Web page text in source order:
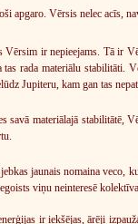
apgaro. Vērsis nelec acīs,
Vērsim ir nepieejams. Tā ir
rada materiālu stabilitāti.
Jupiteru, kam gan tas
savā materiālajā stabilitātē,
jaunais nomaina veco,
viņu neinteresē
ir iekšējas, ārēji